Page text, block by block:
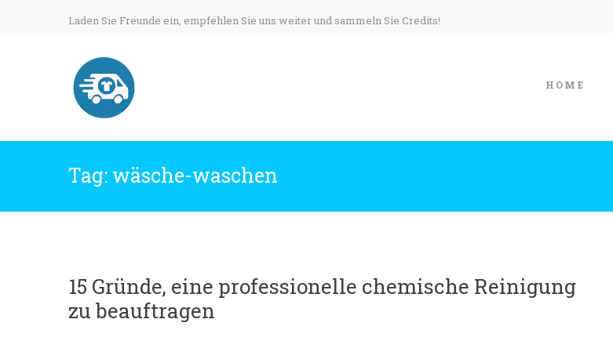
Laden Sie Freunde ein, empfehlen Sie uns weiter und sammeln Sie Credits!
HOME
Tag: wäsche-waschen
15 Gründe, eine professionelle chemische Reinigung
zu beauftragen